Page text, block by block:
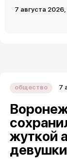
7 августа 2026,
общество 7
жуткой
девушки